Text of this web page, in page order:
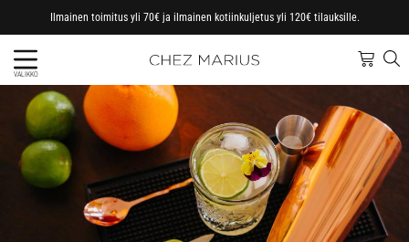
Ilmainen toimitus yli 70€ ja ilmainen kotiinkuljetus yli 120€ tilauksille.
VALIKKO